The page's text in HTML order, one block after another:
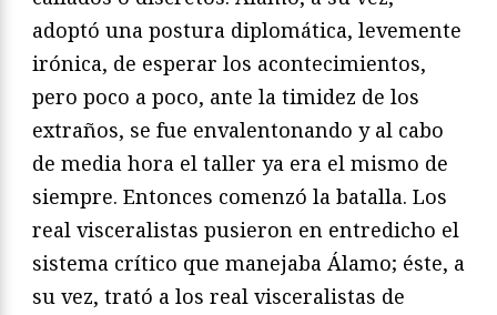
adoptó una postura diplomática, levemente
irónica, de esperar los acontecimientos,
pero poco a poco, ante la timidez de los
extraños, se fue envalentonando y al cabo
de media hora el taller ya era el mismo de
siempre. Entonces comenzó la batalla. Los
real visceralistas pusieron en entredicho el
sistema crítico que manejaba Álamo; éste, a
su vez, trató a los real visceralistas de